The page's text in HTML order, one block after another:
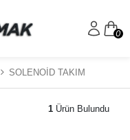
0
SOLENOİD TAKIM
1 Ürün Bulundu